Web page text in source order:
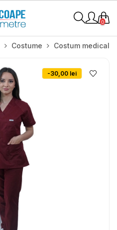
0
Costume Costum medical
-30,00 lei